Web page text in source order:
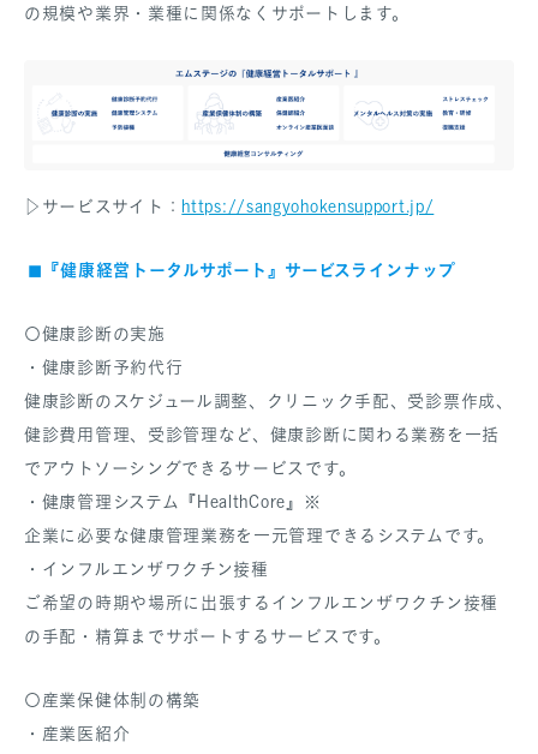
の規模や業界・業種に関係なくサポートします。
▷サービスサイト： https://sangyohokensupport.jp/
◼︎『健康経営トータルサポート』サービスラインナップ
〇健康診断の実施
・健康診断予約代行
健康診断のスケジュール調整、クリニック手配、受診票作成、
健診費用管理、受診管理など、健康診断に関わる業務を一括
でアウトソーシングできるサービスです。
・健康管理システム『HealthCore』※
企業に必要な健康管理業務を一元管理できるシステムです。
・インフルエンザワクチン接種
ご希望の時期や場所に出張するインフルエンザワクチン接種
の手配・精算までサポートするサービスです。
〇産業保健体制の構築
・産業医紹介